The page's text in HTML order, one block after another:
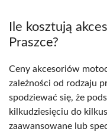
Ile kosztują
Praszce?
Ceny akcesoriów
zależności od rodzaju
spodziewać się, że
kilkudziesięciu do
zaawansowane lub